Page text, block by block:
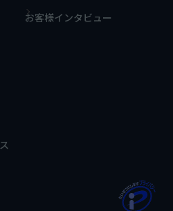
お客様インタビュー